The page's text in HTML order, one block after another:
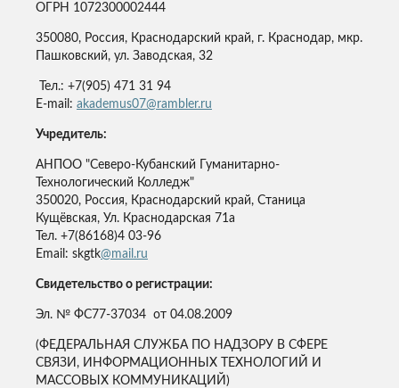
ОГРН 1072300002444
350080, Россия, Краснодарский край, г. Краснодар, мкр.
Пашковский, ул. Заводская, 32
Тел.: +7(905) 471 31 94
E-mail: akademus07@rambler.ru
Учредитель:
АНПОО "Северо-Кубанский Гуманитарно-
Технологический Колледж"
350020, Россия, Краснодарский край, Станица
Кущёвская, Ул. Краснодарская 71а
Тел. +7(86168)4 03-96
Email: skgtk@mail.ru
Свидетельство о регистрации:
Эл. № ФС77-37034 от 04.08.2009
(ФЕДЕРАЛЬНАЯ СЛУЖБА ПО НАДЗОРУ В СФЕРЕ
СВЯЗИ, ИНФОРМАЦИОННЫХ ТЕХНОЛОГИЙ И
МАССОВЫХ КОММУНИКАЦИЙ)